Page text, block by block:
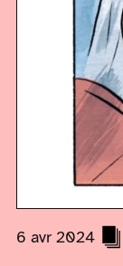
6 avr 2024